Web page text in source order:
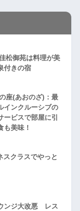
松御苑は料理が美
付きの宿
座(あおのざ)：最
ンクルーシブの
ビスで部屋に引
美味！
クラスでやっと
ンジ大改悪 レス